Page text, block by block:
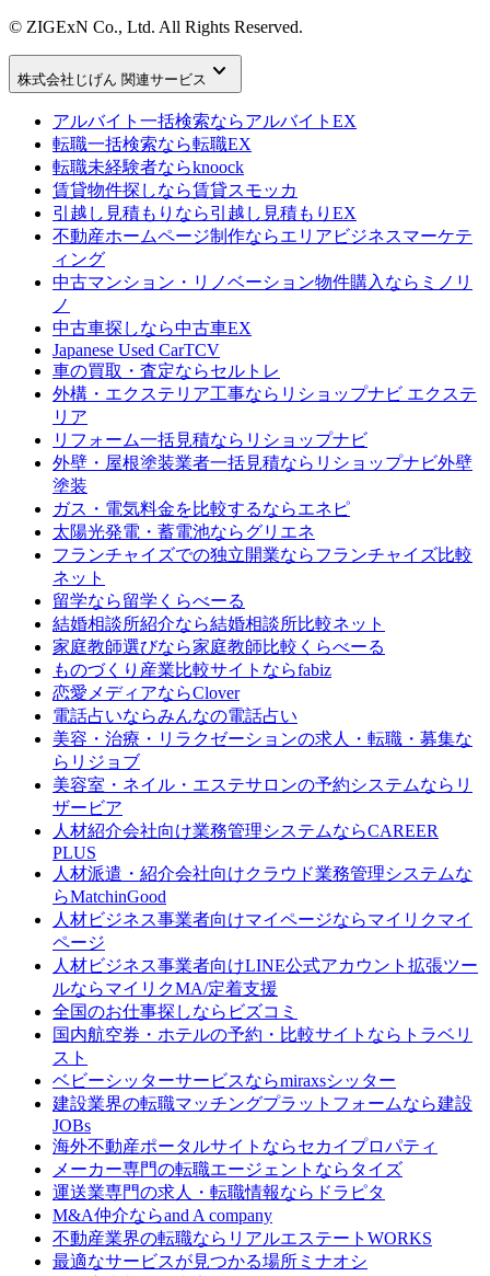
© ZIGExN Co., Ltd. All Rights Reserved.
株式会社じげん 関連サービス keyboard_arrow_down
アルバイト一括検索ならアルバイトEX
転職一括検索なら転職EX
転職未経験者ならknoock
賃貸物件探しなら賃貸スモッカ
引越し見積もりなら引越し見積もりEX
不動産ホームページ制作ならエリアビジネスマーケテ
ィング
中古マンション・リノベーション物件購入なら ミノリ
ノ
中古車探しなら中古車EX
Japanese Used CarTCV
車の買取・査定ならセルトレ
外構・エクステリア工事なら リショップナビ エクステ
リア
リフォーム一括見積なら リショップナビ
外壁・屋根塗装業者一括見積なら リショップナビ外壁
塗装
ガス・電気料金を比較するならエネピ
太陽光発電・蓄電池ならグリエネ
フランチャイズでの独立開業ならフランチャイズ比較
ネット
留学なら留学くらべーる
結婚相談所紹介なら結婚相談所比較ネット
家庭教師選びなら家庭教師比較くらべーる
ものづくり産業比較サイトならfabiz
恋愛メディアならClover
電話占いならみんなの電話占い
美容・治療・リラクゼーションの求人・転職・募集な
ら リジョブ
美容室・ネイル・エステサロンの予約システムなら リ
ザービア
人材紹介会社向け業務管理システムならCAREER
PLUS
人材派遣・紹介会社向けクラウド業務管理システムな
らMatchinGood
人材ビジネス事業者向けマイページならマイリクマイ
ページ
人材ビジネス事業者向けLINE公式アカウント拡張ツー
ルならマイリクMA/定着支援
全国のお仕事探しなら ビズコミ
国内航空券・ホテルの予約・比較サイトなら トラベリ
スト
ベビーシッターサービスならmiraxsシッター
建設業界の転職マッチングプラットフォームなら建設
JOBs
海外不動産ポータルサイトならセカイプロパティ
メーカー専門の転職エージェントなら タイズ
運送業専門の求人・転職情報なら ドラピタ
M&A仲介ならand A company
不動産業界の転職なら リアルエステートWORKS
最適なサービスが見つかる場所 ミナオシ